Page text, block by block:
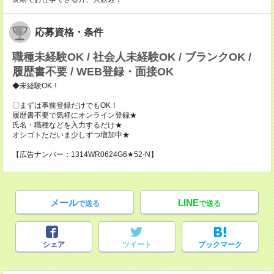
応募資格・条件
職種未経験OK / 社会人未経験OK / ブランクOK /
履歴書不要 / WEB登録・面接OK
◆未経験OK！
〇まずは事前登録だけでもOK！
履歴書不要で気軽にオンライン登録★
氏名・職種などを入力するだけ★
オシゴトただいま少しずつ増加中★
【広告ナンバー：1314WR0624G6★52-N】
メールで送る LINEで送る
シェア ツイート ブックマーク